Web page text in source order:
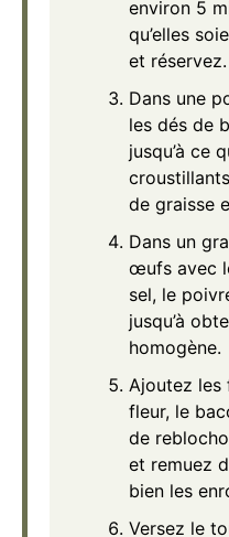
environ 5
qu’elles
et réservez.
Dans une
les dés de
jusqu’à ce
de graisse
Dans un
œufs avec
sel, le
jusqu’à
homogène.
Ajoutez les
fleur, le
de
et remuez
bien les
Versez le